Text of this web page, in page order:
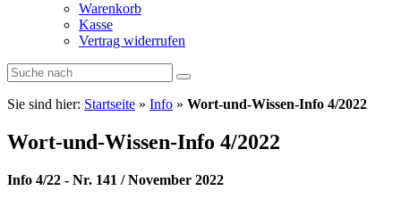
Warenkorb
Kasse
Vertrag widerrufen
Sie sind hier: Startseite » Info » Wort-und-Wissen-Info 4/2022
Wort-und-Wissen-Info 4/2022
Info 4/22 - Nr. 141 / November 2022